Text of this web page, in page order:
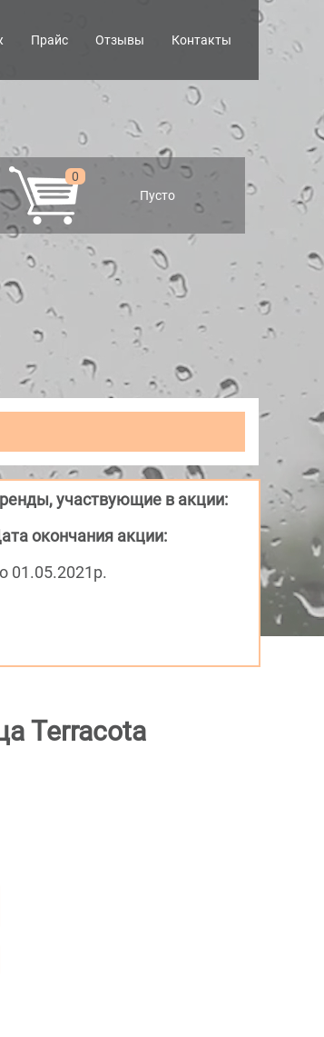
Прайс Отзывы Контакты
0
Пусто
участвующие в акции:
окончания акции:
01.05.2021р.
Terracota